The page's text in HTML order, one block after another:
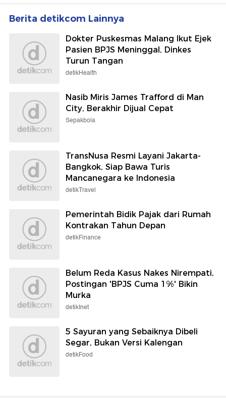
Berita detikcom Lainnya
Dokter Puskesmas Malang Ikut Ejek
Pasien BPJS Meninggal, Dinkes
Turun Tangan
detikHealth
Nasib Miris James Trafford di Man
City, Berakhir Dijual Cepat
Sepakbola
TransNusa Resmi Layani Jakarta-
Bangkok, Siap Bawa Turis
Mancanegara ke Indonesia
detikTravel
Pemerintah Bidik Pajak dari Rumah
Kontrakan Tahun Depan
detikFinance
Belum Reda Kasus Nakes Nirempati,
Postingan 'BPJS Cuma 1%' Bikin
Murka
detikInet
5 Sayuran yang Sebaiknya Dibeli
Segar, Bukan Versi Kalengan
detikFood